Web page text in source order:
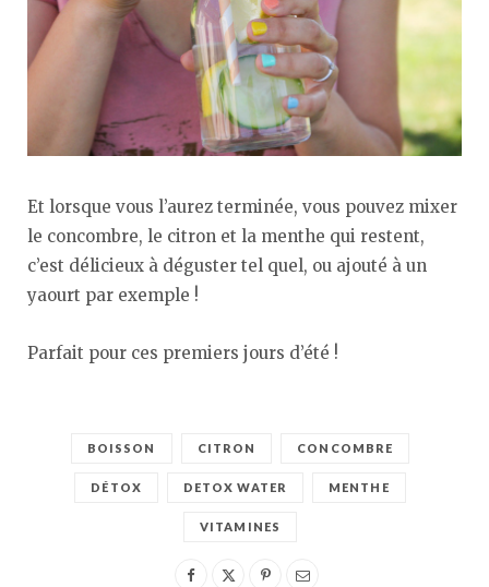
Et lorsque vous l’aurez terminée, vous pouvez mixer
le concombre, le citron et la menthe qui restent,
c’est délicieux à déguster tel quel, ou ajouté à un
yaourt par exemple !
Parfait pour ces premiers jours d’été !
BOISSON CITRON CONCOMBRE
DÉTOX DETOX WATER MENTHE
VITAMINES